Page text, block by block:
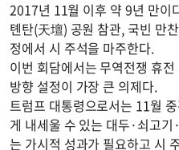
2017년 11월 이후 약 9년 만이
톈탄(天壇) 공원 참관, 국빈 만
정에서 시 주석을 마주한다.
이번 회담에서는 무역전쟁 휴
방향 설정이 가장 큰 의제다.
트럼프 대통령으로서는 11월
게 내세울 수 있는 대두·쇠고
는 가시적 성과가 필요하고 시